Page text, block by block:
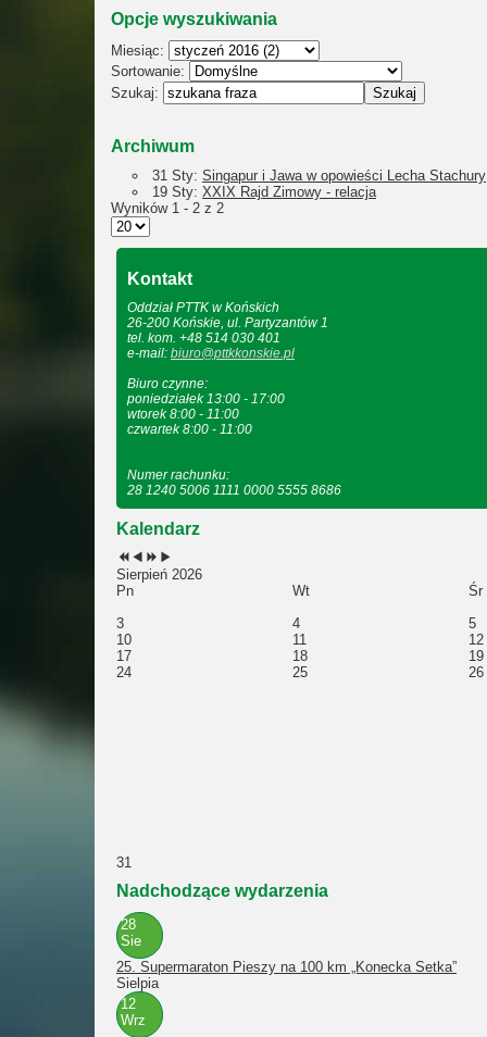
Opcje wyszukiwania
Miesiąc:
Sortowanie:
Szukaj:
Archiwum
31 Sty: Singapur i Jawa w opowieści Lecha Stachury
19 Sty: XXIX Rajd Zimowy - relacja
Wyników 1 - 2 z 2
Kontakt
Oddział PTTK w Końskich
26-200 Końskie, ul. Partyzantów 1
tel. kom. +48 514 030 401
e-mail: biuro@pttkkonskie.pl
Biuro czynne:
poniedziałek 13:00 - 17:00
wtorek 8:00 - 11:00
czwartek 8:00 - 11:00
Numer rachunku:
28 1240 5006 1111 0000 5555 8686
Kalendarz
Sierpień 2026
Pn
Wt Śr
3
4 5
10
11 12
17
18 19
24
25 26
31
Nadchodzące wydarzenia
28
Sie
25. Supermaraton Pieszy na 100 km „Konecka Setka”
Sielpia
12
Wrz